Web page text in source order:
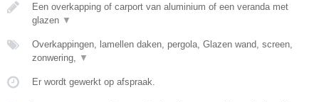
Een overkapping of carport van aluminium of een veranda met
glazen ▼
Overkappingen, lamellen daken, pergola, Glazen wand, screen,
zonwering, ▼
Er wordt gewerkt op afspraak.